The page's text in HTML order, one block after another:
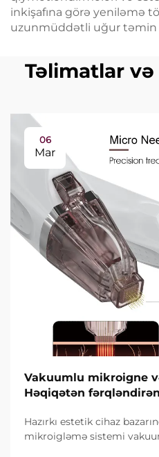
inkişafına görə yeniləmə
uzunmüddətli uğur təmin
Təlimatlar
06
Mar
Vakuumlu mikroigne
Həqiqətən
Hazırkı estetik cihaz
mikroigləmə sistemi